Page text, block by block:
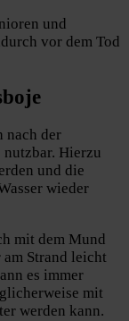
und
vor dem Tod
nach der
Hierzu
und die
wieder
mit dem Mund
am Strand leicht
es immer
mit
werden kann.